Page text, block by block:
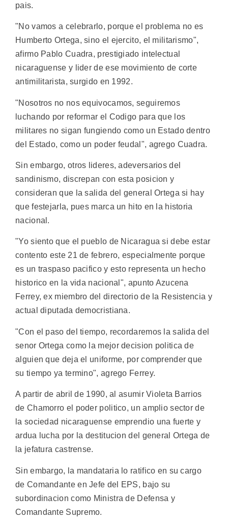
pais.
"No vamos a celebrarlo, porque el problema no es
Humberto Ortega, sino el ejercito, el militarismo",
afirmo Pablo Cuadra, prestigiado intelectual
nicaraguense y lider de ese movimiento de corte
antimilitarista, surgido en 1992.
"Nosotros no nos equivocamos, seguiremos
luchando por reformar el Codigo para que los
militares no sigan fungiendo como un Estado dentro
del Estado, como un poder feudal", agrego Cuadra.
Sin embargo, otros lideres, adeversarios del
sandinismo, discrepan con esta posicion y
consideran que la salida del general Ortega si hay
que festejarla, pues marca un hito en la historia
nacional.
"Yo siento que el pueblo de Nicaragua si debe estar
contento este 21 de febrero, especialmente porque
es un traspaso pacifico y esto representa un hecho
historico en la vida nacional", apunto Azucena
Ferrey, ex miembro del directorio de la Resistencia y
actual diputada democristiana.
"Con el paso del tiempo, recordaremos la salida del
senor Ortega como la mejor decision politica de
alguien que deja el uniforme, por comprender que
su tiempo ya termino", agrego Ferrey.
A partir de abril de 1990, al asumir Violeta Barrios
de Chamorro el poder politico, un amplio sector de
la sociedad nicaraguense emprendio una fuerte y
ardua lucha por la destitucion del general Ortega de
la jefatura castrense.
Sin embargo, la mandataria lo ratifico en su cargo
de Comandante en Jefe del EPS, bajo su
subordinacion como Ministra de Defensa y
Comandante Supremo.